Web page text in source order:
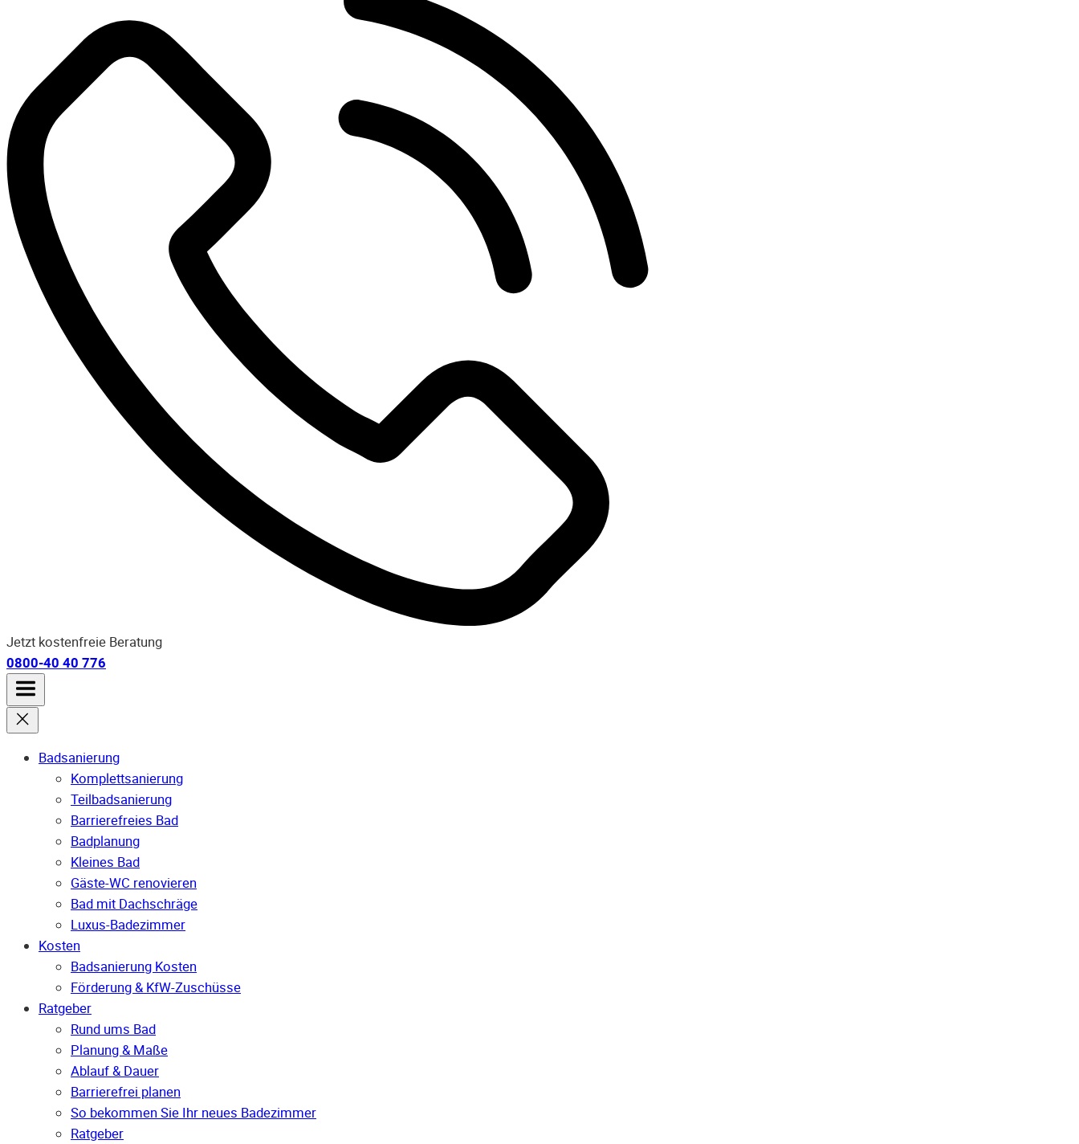
Jetzt kostenfreie Beratung
0800-40 40 776
Badsanierung
Komplettsanierung
Teilbadsanierung
Barrierefreies Bad
Badplanung
Kleines Bad
Gäste-WC renovieren
Bad mit Dachschräge
Luxus-Badezimmer
Kosten
Badsanierung Kosten
Förderung & KfW-Zuschüsse
Ratgeber
Rund ums Bad
Planung & Maße
Ablauf & Dauer
Barrierefrei planen
So bekommen Sie Ihr neues Badezimmer
Ratgeber